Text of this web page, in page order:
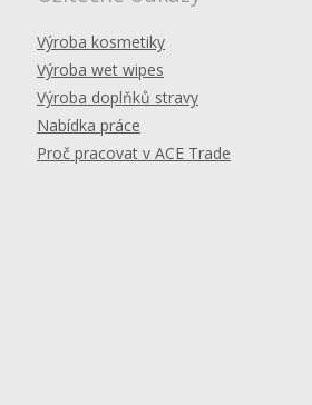
Výroba kosmetiky
Výroba wet wipes
Výroba doplňků stravy
Nabídka práce
Proč pracovat v ACE Trade